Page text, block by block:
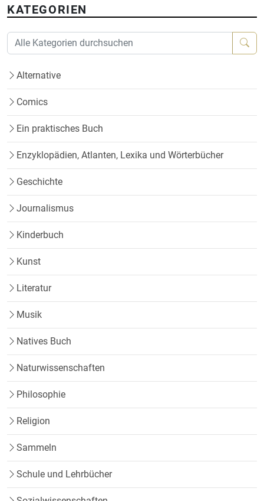
KATEGORIEN
Alternative
Comics
Ein praktisches Buch
Enzyklopädien, Atlanten, Lexika und Wörterbücher
Geschichte
Journalismus
Kinderbuch
Kunst
Literatur
Musik
Natives Buch
Naturwissenschaften
Philosophie
Religion
Sammeln
Schule und Lehrbücher